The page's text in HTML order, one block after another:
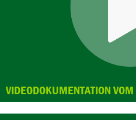
VIDEODOKUMENTATION